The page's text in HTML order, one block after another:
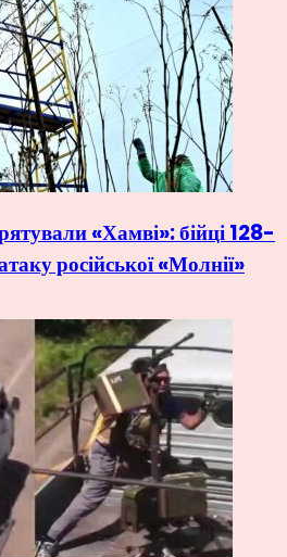
«Хамві»: бійці 128-
російської «Молнії»